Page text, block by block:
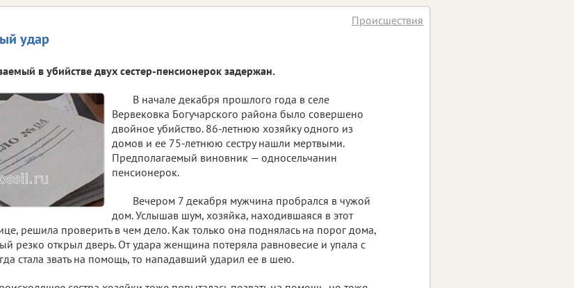
удар
Происшествия
в убийстве двух сестер-пенсионерок задержан.
В начале декабря прошлого года в селе
Вервековка Богучарского района было совершено
двойное убийство. 86-летнюю хозяйку одного из
домов и ее 75-летнюю сестру нашли мертвыми.
Предполагаемый виновник — односельчанин
пенсионерок.
Вечером 7 декабря мужчина пробрался в чужой
дом. Услышав шум, хозяйка, находившаяся в этот
решила проверить в чем дело. Как только она поднялась на порог дома,
резко открыл дверь. От удара женщина потеряла равновесие и упала с
стала звать на помощь, то нападавший ударил ее в шею.